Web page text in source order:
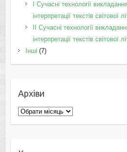
I Cучасні технології
інтерпретації текстів світової
II Cучасні технології
інтерпретації текстів світової
Інші (7)
Архіви
Архіви